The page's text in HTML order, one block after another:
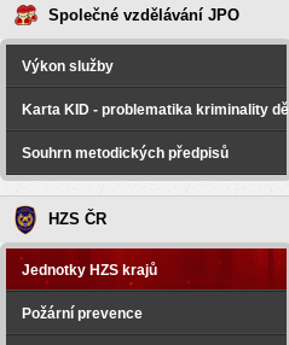
Společné vzdělávání JPO
Výkon služby
Karta KID - problematika kriminality
Souhrn metodických předpisů
HZS ČR
Jednotky HZS krajů
Požární prevence